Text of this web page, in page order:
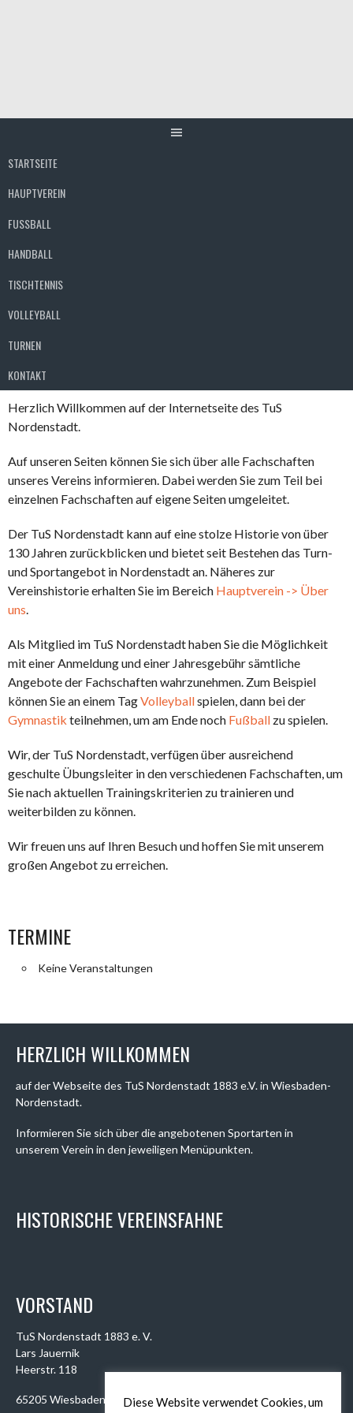
STARTSEITE
HAUPTVEREIN
FUSSBALL
HANDBALL
TISCHTENNIS
VOLLEYBALL
TURNEN
KONTAKT
Herzlich Willkommen auf der Internetseite des TuS
Nordenstadt.
Auf unseren Seiten können Sie sich über alle Fachschaften
unseres Vereins informieren. Dabei werden Sie zum Teil bei
einzelnen Fachschaften auf eigene Seiten umgeleitet.
Der TuS Nordenstadt kann auf eine stolze Historie von über
130 Jahren zurückblicken und bietet seit Bestehen das Turn-
und Sportangebot in Nordenstadt an. Näheres zur
Vereinshistorie erhalten Sie im Bereich Hauptverein -> Über
uns.
Als Mitglied im TuS Nordenstadt haben Sie die Möglichkeit
mit einer Anmeldung und einer Jahresgebühr sämtliche
Angebote der Fachschaften wahrzunehmen. Zum Beispiel
können Sie an einem TagVolleyballspielen, dann bei der
Gymnastik teilnehmen, um am Ende noch Fußball zu spielen.
Wir, der TuS Nordenstadt, verfügen über ausreichend
geschulte Übungsleiter in den verschiedenen Fachschaften, um
Sie nach aktuellen Trainingskriterien zu trainieren und
weiterbilden zu können.
Wir freuen uns auf Ihren Besuch und hoffen Sie mit unserem
großen Angebot zu erreichen.
TERMINE
Keine Veranstaltungen
HERZLICH WILLKOMMEN
auf der Webseite des TuS Nordenstadt 1883 e.V. in Wiesbaden-
Nordenstadt.
Informieren Sie sich über die angebotenen Sportarten in
unserem Verein in den jeweiligen Menüpunkten.
HISTORISCHE VEREINSFAHNE
VORSTAND
TuS Nordenstadt 1883 e. V.
Lars Jauernik
Heerstr. 118
65205 Wiesbaden Diese Website verwendet Cookies, um